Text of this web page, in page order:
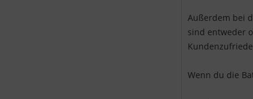
Außerdem bei
sind entweder
Wenn du die